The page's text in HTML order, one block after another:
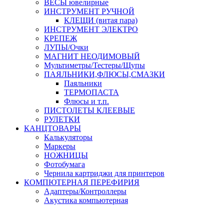
ВЕСЫ ювелирные
ИНСТРУМЕНТ РУЧНОЙ
КЛЕЩИ (витая пара)
ИНСТРУМЕНТ ЭЛЕКТРО
КРЕПЕЖ
ЛУПЫ/Очки
МАГНИТ НЕОДИМОВЫЙ
Мультиметры/Тестеры/Щупы
ПАЯЛЬНИКИ,ФЛЮСЫ,СМАЗКИ
Паяльники
ТЕРМОПАСТА
Флюсы и т.п.
ПИСТОЛЕТЫ КЛЕЕВЫЕ
РУЛЕТКИ
КАНЦТОВАРЫ
Калькуляторы
Маркеры
НОЖНИЦЫ
Фотобумага
Чернила картриджи для принтеров
КОМПЮТЕРНАЯ ПЕРЕФИРИЯ
Адаптеры/Контроллеры
Акустика компьютерная